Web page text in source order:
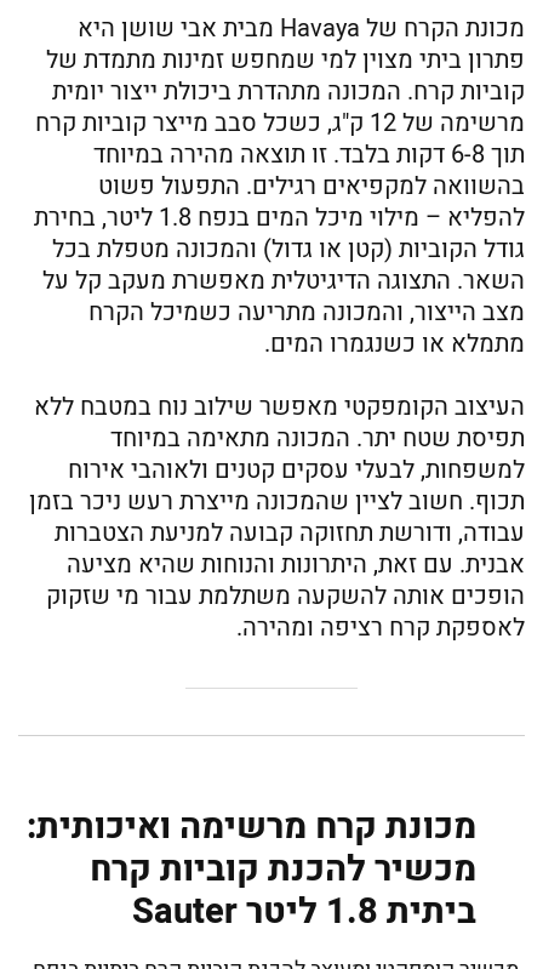
מכונת הקרח של Havaya מבית אבי שושן היא
פתרון ביתי מצוין למי שמחפש זמינות מתמדת של
קוביות קרח. המכונה מתהדרת ביכולת ייצור יומית
מרשימה של 12 ק"ג, כשכל סבב מייצר קוביות קרח
תוך 6-8 דקות בלבד. זו תוצאה מהירה במיוחד
בהשוואה למקפיאים רגילים. התפעול פשוט
להפליא – מילוי מיכל המים בנפח 1.8 ליטר, בחירת
גודל הקוביות (קטן או גדול) והמכונה מטפלת בכל
השאר. התצוגה הדיגיטלית מאפשרת מעקב קל על
מצב הייצור, והמכונה מתריעה כשמיכל הקרח
מתמלא או כשנגמרו המים.
העיצוב הקומפקטי מאפשר שילוב נוח במטבח ללא
תפיסת שטח יתר. המכונה מתאימה במיוחד
למשפחות, לבעלי עסקים קטנים ולאוהבי אירוח
תכוף. חשוב לציין שהמכונה מייצרת רעש ניכר בזמן
עבודה, ודורשת תחזוקה קבועה למניעת הצטברות
אבנית. עם זאת, היתרונות והנוחות שהיא מציעה
הופכים אותה להשקעה משתלמת עבור מי שזקוק
לאספקת קרח רציפה ומהירה.
מכונת קרח מרשימה ואיכותית:
מכשיר להכנת קוביות קרח
ביתית 1.8 ליטר Sauter